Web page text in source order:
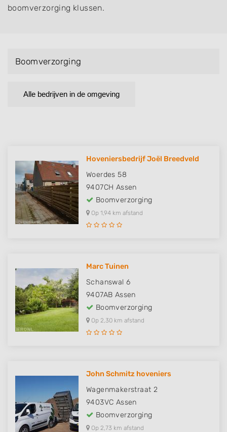
boomverzorging klussen.
Boomverzorging
Alle bedrijven in de omgeving
Hoveniersbedrijf Joël Breedveld
Woerdes 58
9407CH Assen
Boomverzorging
Op 1,94 km afstand
Marc Tuinen
Schanswal 6
9407AB Assen
Boomverzorging
Op 2,30 km afstand
John Schmitz hoveniers
Wagenmakerstraat 2
9403VC Assen
Boomverzorging
Op 2,73 km afstand